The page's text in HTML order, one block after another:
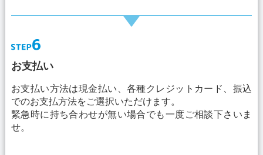
お支払い
お支払い方法は現金払い、各種クレジットカード、振込
でのお支払方法をご選択いただけます。
緊急時に持ち合わせが無い場合でも一度ご相談下さいま
せ。